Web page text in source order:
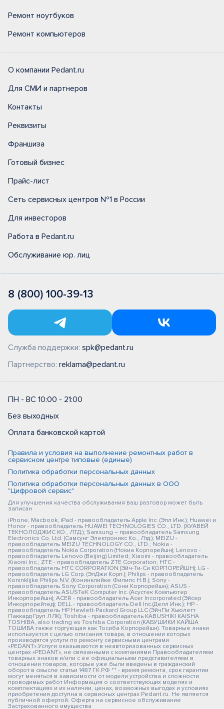
Ремонт ноутбуков
Ремонт компьютеров
О компании Pedant.ru
Для СМИ и партнеров
Контакты
Реквизиты
Франшиза
Готовый бизнес
Прайс-лист
Сеть сервисных центров №1 в России
Для инвесторов
Работа в Pedant.ru
Обслуживание юр. лиц
8 (800) 100-39-13
Служба поддержки: spk@pedant.ru
Партнерство: reklama@pedant.ru
ПН - ВС 10:00 - 21:00
Без выходных
Оплата банковской картой
Правила и условия на выполнение ремонтных работ в
сервисном центре типовые (единые)
Политика обработки персональных данных
Политика обработки персональных данных в ООО
"Цифровой сервис"
Для улучшения качества обслуживания ваш разговор может быть
записан
iPhone, Macbook, iPad - правообладатель Apple Inc. (Эпл Инк.); Huawei и
Honor - правообладатель HUAWEI TECHNOLOGIES CO., LTD. (ХУАВЕЙ
ТЕКНОЛОДЖИС КО., ЛТД.); Samsung – правообладатель Samsung
Electronics Co. Ltd. (Самсунг Электроникс Ко., Лтд.); MEIZU -
правообладатель MEIZU TECHNOLOGY CO., LTD.; Nokia -
правообладатель Nokia Corporation (Нокиа Корпорейшн); Lenovo -
правообладатель Lenovo (Beijing) Limited; Xiaomi - правообладатель
Xiaomi Inc.; ZTE - правообладатель ZTE Corporation; HTC -
правообладатель HTC CORPORATION (Эйч-Ти-Си КОРПОРЕЙШН); LG -
правообладатель LG Corp. (ЭлДжи Корп.); Philips - правообладатель
Koninklijke Philips N.V. (Конинклийке Филипс Н.В.); Sony -
правообладатель Sony Corporation (Сони Корпорейшн); ASUS -
правообладатель ASUSTeK Computer Inc. (Асустек Компьютер
Инкорпорейшн); ACER - правообладатель Acer Incorporated (Эйсер
Инкорпорейтед); DELL - правообладатель Dell Inc.(Делл Инк.); HP -
правообладатель HP Hewlett-Packard Group LLC (ЭйчПи Хьюлетт
Паккард Груп ЛЛК); Toshiba - правообладатель KABUSHIKI KAISHA
TOSHIBA, also trading as Toshiba Corporation (КАБУШИКИ КАЙША
ТОШИБА также торгующая как Тосиба Корпорейшн). Товарные знаки
используется с целью описания товара, в отношении которых
производятся услуги по ремонту сервисными центрами
«PEDANT».Услуги оказываются в неавторизованных сервисных
центрах «PEDANT», не связанными с компаниями Правообладателями
товарных знаков и/или с ее официальными представителями в
отношении товаров, которые уже были введены в гражданский
оборот в смысле статьи 1487 ГК РФ ** - время ремонта, срок гарантии
могут меняться в зависимости от модели устройства и сложности
проводимых работ Информация о соответствующих моделях и
комплектациях и их наличии, ценах, возможных выгодах и условиях
приобретения доступна в сервисных центрах Pedant.ru. Не является
публичной офертой. Оферта на сервисное обслуживание
Застрахованного имущества